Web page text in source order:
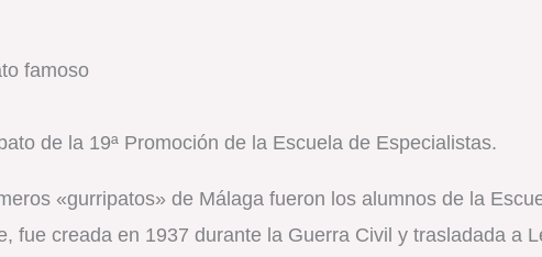
famoso
de la 19ª Promoción de la Escuela de Especialistas.
«gurripatos» de Málaga fueron los alumnos de la
fue creada en 1937 durante la Guerra Civil y trasladada a